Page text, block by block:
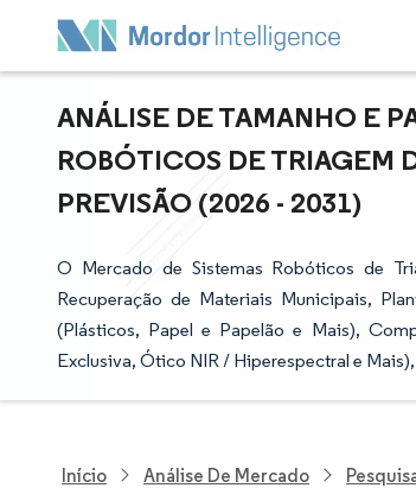
ANÁLISE DE TAMANHO E
ROBÓTICOS DE TRIAGEM
PREVISÃO (2026 - 2031)
O Mercado de Sistemas Robóticos de
Recuperação de Materiais Municipais,
(Plásticos, Papel e Papelão e Mais),
Exclusiva, Ótico NIR / Hiperespectral e
Início Análise De Mercado